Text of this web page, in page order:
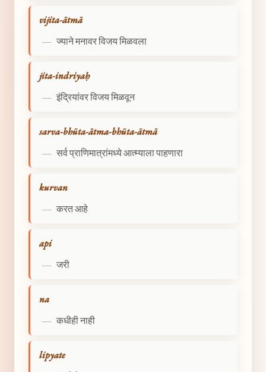
vijita-ātmā
— ज्याने मनावर विजय मिळवला
jita-indriyaḥ
— इंद्रियांवर विजय मिळवून
sarva-bhūta-ātma-bhūta-ātmā
— सर्व प्राणिमात्रांमध्ये आत्म्याला पाहणारा
kurvan
— करत आहे
api
— जरी
na
— कधीही नाही
lipyate